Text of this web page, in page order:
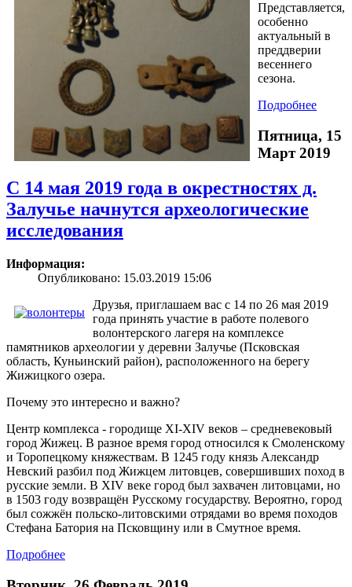
Представляется,
особенно
актуальный в
преддверии
весеннего
сезона.
Подробнее
Пятница, 15
Март 2019
С 14 мая 2019 года в окрестностях д.
Залучье начнутся археологические
исследования
Информация:
Опубликовано: 15.03.2019 15:06
Друзья, приглашаем вас с 14 по 26 мая 2019
года принять участие в работе полевого
волонтерского лагеря на комплексе
памятников археологии у деревни Залучье (Псковская
область, Куньинский район), расположенного на берегу
Жижицкого озера.
Почему это интересно и важно?
Центр комплекса - городище XI-XIV веков – средневековый
город Жижец. В разное время город относился к Смоленскому
и Торопецкому княжествам. В 1245 году князь Александр
Невский разбил под Жижцем литовцев, совершивших поход в
русские земли. В XIV веке город был захвачен литовцами, но
в 1503 году возвращён Русскому государству. Вероятно, город
был сожжён польско-литовскими отрядами во время походов
Стефана Батория на Псковщину или в Смутное время.
Подробнее